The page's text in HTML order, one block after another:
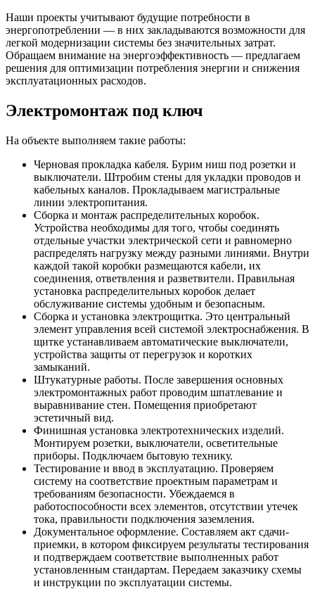
Наши проекты учитывают будущие потребности в
энергопотреблении — в них закладываются возможности для
легкой модернизации системы без значительных затрат.
Обращаем внимание на энергоэффективность — предлагаем
решения для оптимизации потребления энергии и снижения
эксплуатационных расходов.
Электромонтаж под ключ
На объекте выполняем такие работы:
Черновая прокладка кабеля. Бурим ниш под розетки и
выключатели. Штробим стены для укладки проводов и
кабельных каналов. Прокладываем магистральные
линии электропитания.
Сборка и монтаж распределительных коробок.
Устройства необходимы для того, чтобы соединять
отдельные участки электрической сети и равномерно
распределять нагрузку между разными линиями. Внутри
каждой такой коробки размещаются кабели, их
соединения, ответвления и разветвители. Правильная
установка распределительных коробок делает
обслуживание системы удобным и безопасным.
Сборка и установка электрощитка. Это центральный
элемент управления всей системой электроснабжения. В
щитке устанавливаем автоматические выключатели,
устройства защиты от перегрузок и коротких
замыканий.
Штукатурные работы. После завершения основных
электромонтажных работ проводим шпатлевание и
выравнивание стен. Помещения приобретают
эстетичный вид.
Финишная установка электротехнических изделий.
Монтируем розетки, выключатели, осветительные
приборы. Подключаем бытовую технику.
Тестирование и ввод в эксплуатацию. Проверяем
систему на соответствие проектным параметрам и
требованиям безопасности. Убеждаемся в
работоспособности всех элементов, отсутствии утечек
тока, правильности подключения заземления.
Документальное оформление. Составляем акт сдачи-
приемки, в котором фиксируем результаты тестирования
и подтверждаем соответствие выполненных работ
установленным стандартам. Передаем заказчику схемы
и инструкции по эксплуатации системы.